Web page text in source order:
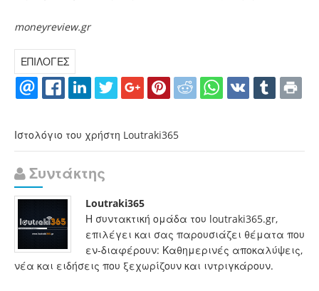
moneyreview.gr
ΕΠΙΛΟΓΕΣ
Ιστολόγιο του χρήστη Loutraki365
Συντάκτης
Loutraki365
Η συντακτική ομάδα του loutraki365.gr,
επιλέγει και σας παρουσιάζει θέματα που
εν-διαφέρουν: Καθημερινές αποκαλύψεις,
νέα και ειδήσεις που ξεχωρίζουν και ιντριγκάρουν.